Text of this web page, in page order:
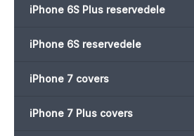
iPhone 6S Plus reservedele
iPhone 6S reservedele
iPhone 7 covers
iPhone 7 Plus covers